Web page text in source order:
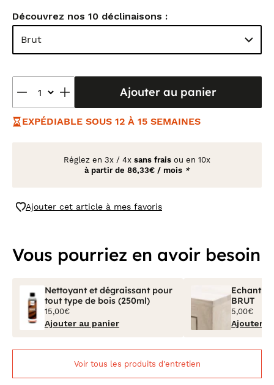
Découvrez nos 10 déclinaisons :
Brut
Ajouter au panier
EXPÉDIABLE SOUS 12 À 15 SEMAINES
Réglez en 3x / 4x sans frais ou en 10x
à partir de 86,33€ / mois *
Ajouter cet article à mes favoris
Vous pourriez en avoir besoin
Nettoyant et dégraissant pour
tout type de bois (250ml)
15,00€
Ajouter au panier
BRUT
5,00€
Ajouter
Voir tous les produits d'entretien